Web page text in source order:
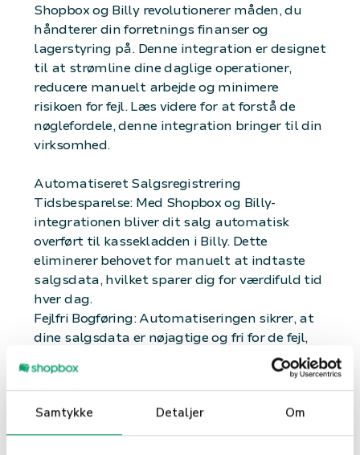
Samtykke Detaljer Om
Shopbox og Billy revolutionerer måden, du
håndterer din forretnings finanser og
lagerstyring på. Denne integration er designet
til at strømline dine daglige operationer,
reducere manuelt arbejde og minimere
risikoen for fejl. Læs videre for at forstå de
nøglefordele, denne integration bringer til din
virksomhed.
Automatiseret Salgsregistrering
Tidsbesparelse: Med Shopbox og Billy-
integrationen bliver dit salg automatisk
overført til kassekladden i Billy. Dette
eliminerer behovet for manuelt at indtaste
salgsdata, hvilket sparer dig for værdifuld tid
hver dag.
Fejlfri Bogføring: Automatiseringen sikrer, at
dine salgsdata er nøjagtige og fri for de fejl,
der ofte opstår ved manuel indtastning. Dette
bidrager til mere præcise finansielle rapporter
og mindre hovedpine under revisioner.
Real-tids Dataindsigt